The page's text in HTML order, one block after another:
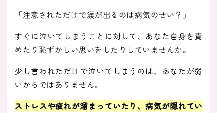
「注意されただけで涙が出るのは病気のせい？」
すぐに泣いてしまうことに対して、あなた自身を責
めたり恥ずかしい思いをしたりしていませんか。
少し言われただけで泣いてしまうのは、あなたが弱
いからではありません。
ストレスや疲れが溜まっていたり、病気が隠れてい